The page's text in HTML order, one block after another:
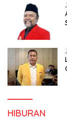
HIBURAN